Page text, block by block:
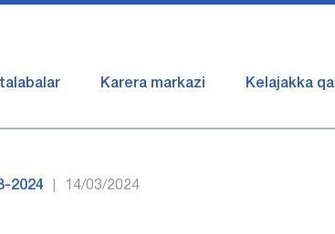
Karera markazi Kelajakka
2024 14/03/2024